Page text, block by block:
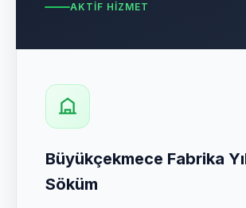
AKTIF HIZMET
Büyükçekmece Fabrika
Söküm